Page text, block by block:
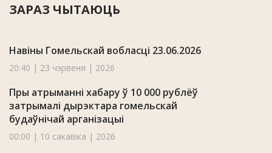
ЗАРАЗ ЧЫТАЮЦЬ
Навіны Гомельскай вобласці 23.06.2026
20:40 | 23 чэрвеня | 2026
Пры атрыманні хабару ў 10 000 рублёў
затрымалі дырэктара гомельскай
будаўнічай арганізацыі
00:00 | 10 сакавіка | 2026